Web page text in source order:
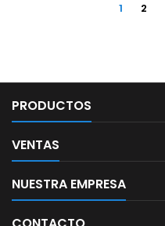
1 2
PRODUCTOS
VENTAS
NUESTRA EMPRESA